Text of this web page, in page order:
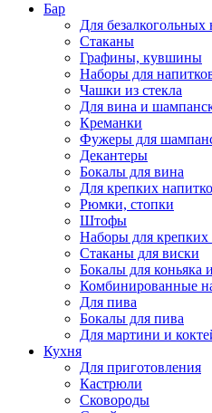
Бар
Для безалкогольных
Стаканы
Графины, кувшины
Наборы для
Чашки из стекла
Для вина и
Креманки
Фужеры для
Декантеры
Бокалы для вина
Для крепких
Рюмки, стопки
Штофы
Наборы для крепких
Стаканы для виски
Бокалы для коньяка
Комбинированные
Для пива
Бокалы для пива
Для мартини и
Кухня
Для приготовления
Кастрюли
Сковороды